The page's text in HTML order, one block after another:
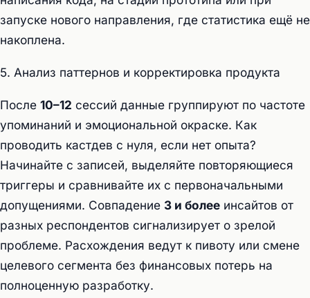
запуске нового направления, где статистика ещё не
накоплена.
5. Анализ паттернов и корректировка продукта
После 10–12 сессий данные группируют по частоте
упоминаний и эмоциональной окраске. Как
проводить кастдев с нуля, если нет опыта?
Начинайте с записей, выделяйте повторяющиеся
триггеры и сравнивайте их с первоначальными
допущениями. Совпадение 3 и более инсайтов от
разных респондентов сигнализирует о зрелой
проблеме. Расхождения ведут к пивоту или смене
целевого сегмента без финансовых потерь на
полноценную разработку.